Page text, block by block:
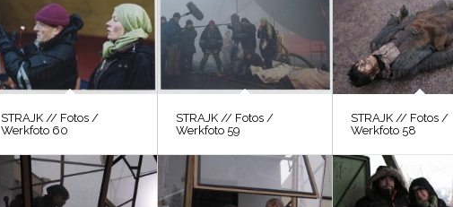
STRAJK // Fotos /
Werkfoto 60
STRAJK // Fotos /
Werkfoto 59
STRAJK // Fotos /
Werkfoto 58